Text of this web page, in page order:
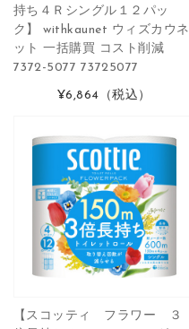
持ち４Ｒシングル１２パッ
ク】 withkaunet ウィズカウネ
ット 一括購買 コスト削減
7372-5077 73725077
¥6,864 （税込）
【スコッティ フラワー ３